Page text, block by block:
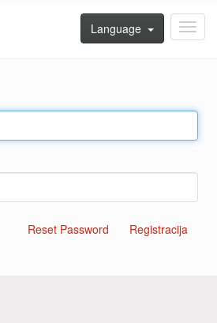
Language
Registracija
Reset Password